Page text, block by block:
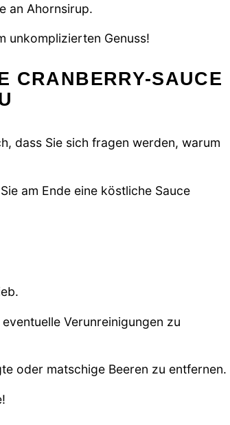
an Ahornsirup.
unkomplizierten Genuss!
CRANBERRY-SAUCE
dass Sie sich fragen werden, warum
am Ende eine köstliche Sauce
Verunreinigungen zu
oder matschige Beeren zu entfernen.